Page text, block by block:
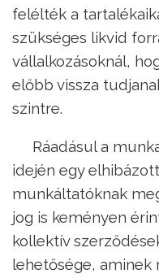
felélték a
szükséges likvid
vállalkozásoknál,
előbb vissza
szintre.
Ráadásul a
idején egy
munkáltatóknak
jog is keményen
kollektív
lehetősége, aminek